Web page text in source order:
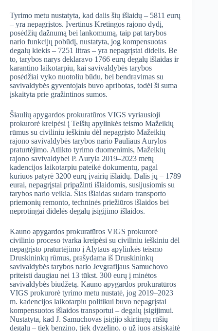
Tyrimo metu nustatyta, kad dalis šių išlaidų – 5811 eurų
– yra nepagrįstos. Įvertinus Kretingos rajono dydį,
posėdžių dažnumą bei lankomumą, taip pat tarybos
nario funkcijų pobūdį, nustatyta, jog kompensuotas
degalų kiekis – 7251 litras – yra nepagrįstai didelis. Be
to, tarybos narys deklaravo 1766 eurų degalų išlaidas ir
karantino laikotarpiu, kai savivaldybės tarybos
posėdžiai vyko nuotoliu būdu, bei bendravimas su
savivaldybės gyventojais buvo apribotas, todėl ši suma
įskaityta prie gražintinos sumos.
Šiaulių apygardos prokuratūros VIGS vyriausioji
prokurorė kreipėsi į Telšių apylinkės teismo Mažeikių
rūmus su civiliniu ieškiniu dėl nepagrįsto Mažeikių
rajono savivaldybės tarybos nario Pauliaus Aurylos
praturtėjimo. Atlikto tyrimo duomenimis, Mažeikių
rajono savivaldybei P. Auryla 2019–2023 metų
kadencijos laikotarpiu pateikė dokumentų, pagal
kuriuos patyrė 3200 eurų įvairių išlaidų. Dalis jų – 1789
eurai, nepagrįstai pripažinti išlaidomis, susijusiomis su
tarybos nario veikla. Šias išlaidas sudaro transporto
priemonių remonto, techninės priežiūros išlaidos bei
neprotingai didelės degalų įsigijimo išlaidos.
Kauno apygardos prokuratūros VIGS prokurorė
civilinio proceso tvarka kreipėsi su civiliniu ieškiniu dėl
nepagrįsto praturtėjimo į Alytaus apylinkės teismo
Druskininkų rūmus, prašydama iš Druskininkų
savivaldybės tarybos nario Jevgrafijaus Samuchovo
priteisti daugiau nei 13 tūkst. 300 eurų į minėtos
savivaldybės biudžetą. Kauno apygardos prokuratūros
VIGS prokurorė tyrimo metu nustatė, jog 2019–2023
m. kadencijos laikotarpiu politikui buvo nepagrįstai
kompensuotos išlaidos transportui – degalų įsigijimui.
Nustatyta, kad J. Samuchovas įsigijo skirtingų rūšių
degalų – tiek benzino, tiek dyzelino, o už juos atsiskaitė